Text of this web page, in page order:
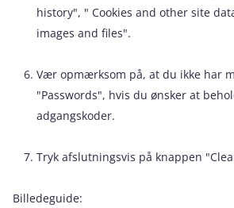
history", " Cookies and other site
images and files".
Vær opmærksom på, at du ikke har
"Passwords", hvis du ønsker at
adgangskoder.
Tryk afslutningsvis på knappen
Billedeguide: